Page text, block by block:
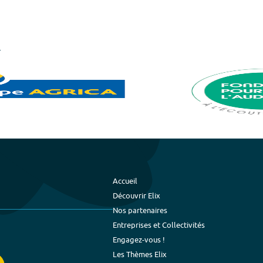
Accueil
Découvrir Elix
Nos partenaires
Entreprises et Collectivités
Engagez-vous !
Les Thèmes Elix